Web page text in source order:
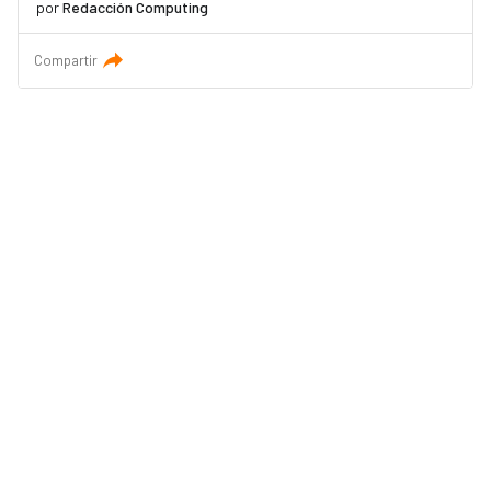
porRedacción Computing
Compartir